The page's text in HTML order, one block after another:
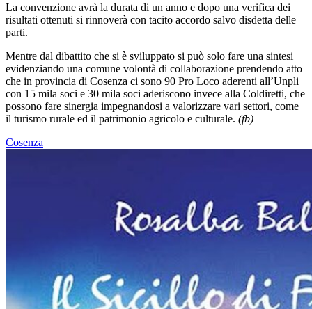
La convenzione avrà la durata di un anno e dopo una verifica dei
risultati ottenuti si rinnoverà con tacito accordo salvo disdetta delle
parti.
Mentre dal dibattito che si è sviluppato si può solo fare una sintesi
evidenziando una comune volontà di collaborazione prendendo atto
che in provincia di Cosenza ci sono 90 Pro Loco aderenti all’Unpli
con 15 mila soci e 30 mila soci aderiscono invece alla Coldiretti, che
possono fare sinergia impegnandosi a valorizzare vari settori, come
il turismo rurale ed il patrimonio agricolo e culturale. (fb)
Cosenza